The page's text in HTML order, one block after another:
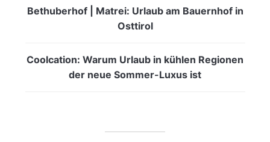
Bethuberhof | Matrei: Urlaub am Bauernhof in
Osttirol
Coolcation: Warum Urlaub in kühlen Regionen
der neue Sommer-Luxus ist